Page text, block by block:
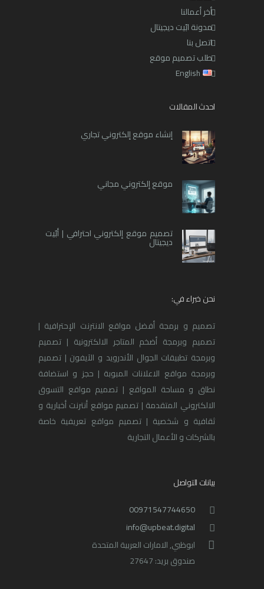
أخر أعمالنا
مدونة ابّيت ديجيتال
اتصل بنا
طلب تصميم موقع
English
احدث المقالات
إنشاء موقع إلكتروني تجاري
موقع إلكتروني مجاني
تصميم موقع إلكتروني احترافي | أبّيت
ديجيتال
نحن خبراء في:
تصميم و برمجة أفضل مواقع الانترنت الإحترافية |
تصميم وبرمجة أضخم المتاجر الالكترونية | تصميم
وبرمجة تطبيقات الجوال الأندرويد و الآيفون | تصميم
وبرمجة مواقع الاعلانات المبوبة | حجز و استضافة
نطاق و مساحة المواقع | تصميم مواقع التسوق
الالكتروني المتقدمة | تصميم مواقع أنترنت أخبارية و
ثقافية و شخصية | تصميم مواقع تعريفية خاصة
بالشركات و الأعمال التجارية
بيانات التواصل
00971547744650
info@upbeat.digital
ابوظبي, الامارات العربية المتحدة
صندوق بريد: 27647